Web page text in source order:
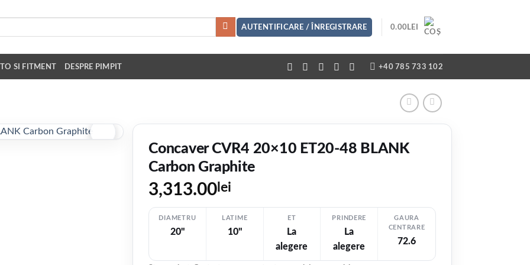
AUTENTIFICARE / ÎNREGISTRARE 0.00 LEI
SI FITMENT DESPRE PIMPIT +40 785 733 102
VEZI VIDEO
Concaver CVR4 20×10 ET20-48 BLANK
Carbon Graphite
3,313.00 lei
DIAMETRU
20"
LATIME
10"
ET
La
alegere
PRINDERE
La
alegere
GAURA
CENTRARE
72.6